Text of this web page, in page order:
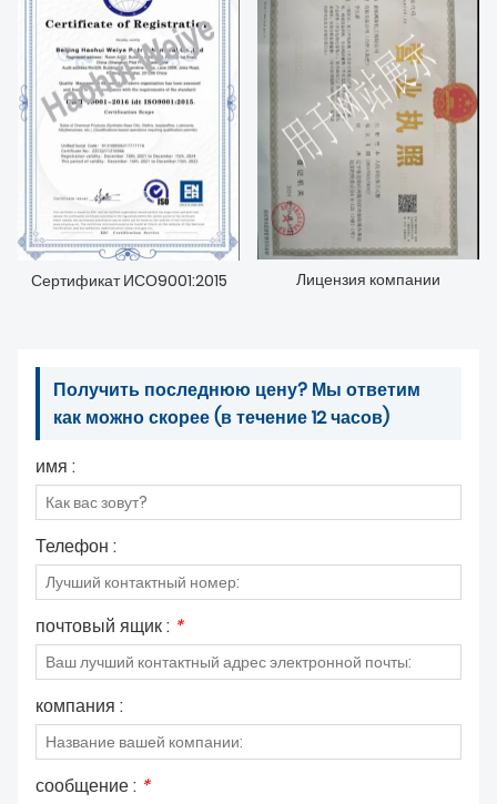
Сертификат ИСО9001:2015 Лицензия компании
Получить последнюю цену? Мы ответим
как можно скорее (в течение 12 часов)
имя :
Телефон :
почтовый ящик : *
компания :
сообщение : *